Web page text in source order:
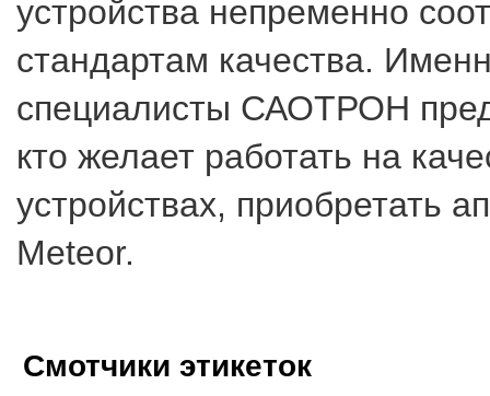
устройства непременно
стандартам качества.
специалисты САОТРОН
кто желает работать на
устройствах, приобретать
Meteor.
Смотчики этикеток